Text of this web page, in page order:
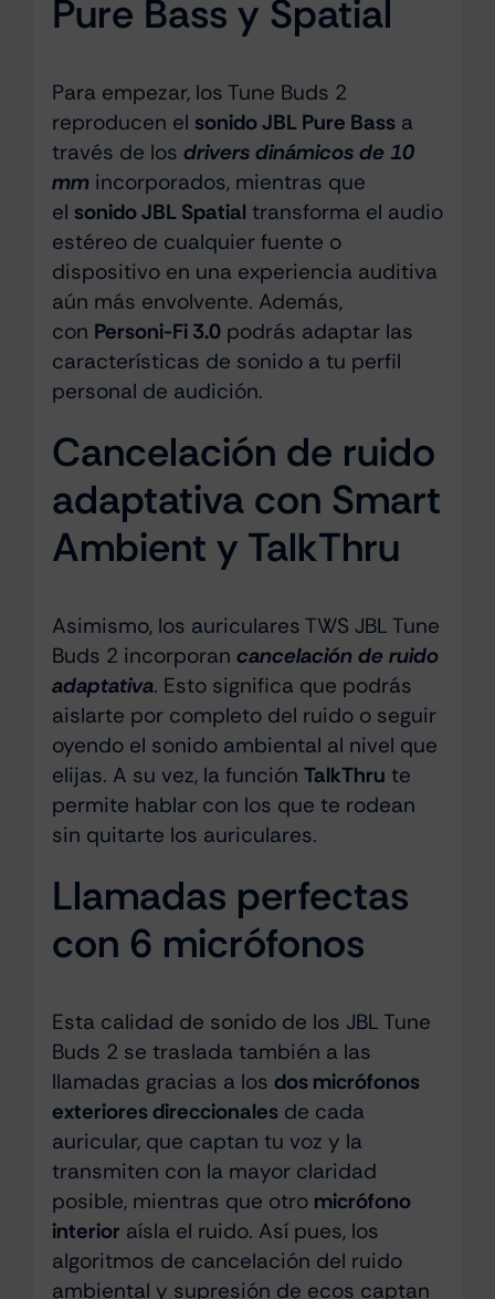
Pure Bass y Spatial
Para empezar, los Tune Buds 2
reproducen el sonido JBL Pure Bassa
través de los drivers dinámicos de 10
mmincorporados, mientras que
el sonido JBL Spatial transforma el audio
estéreo de cualquier fuente o
dispositivo en una experiencia auditiva
aún más envolvente. Además,
con Personi-Fi 3.0podrás adaptar las
características de sonido a tu perfil
personal de audición.
Cancelación de ruido
adaptativa con Smart
Ambient y TalkThru
Asimismo, los auriculares TWS JBL Tune
Buds 2 incorporan cancelación de ruido
adaptativa. Esto significa que podrás
aislarte por completo del ruido o seguir
oyendo el sonido ambiental al nivel que
elijas. A su vez, la función TalkThru te
permite hablar con los que te rodean
sin quitarte los auriculares.
Llamadas perfectas
con 6 micrófonos
Esta calidad de sonido de los JBL Tune
Buds 2 se traslada también a las
llamadas gracias a los dos micrófonos
exteriores direccionalesde cada
auricular, que captan tu voz y la
transmiten con la mayor claridad
posible, mientras que otro micrófono
interior aísla el ruido. Así pues, los
algoritmos de cancelación del ruido
ambiental y supresión de ecos captan